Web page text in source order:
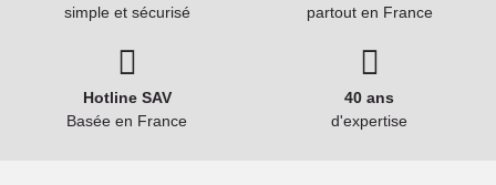
simple et sécurisé
partout en France
Hotline SAV
Basée en France
40 ans
d'expertise